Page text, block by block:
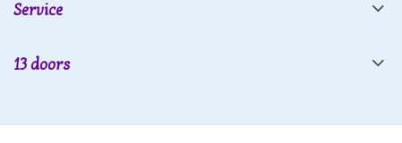
Service
13 doors